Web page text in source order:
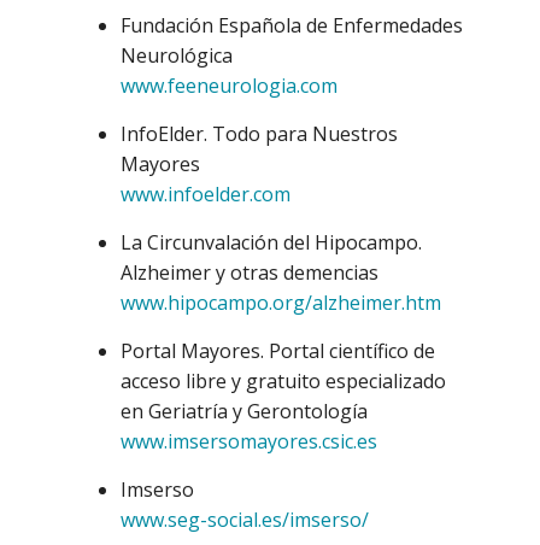
Fundación Española de Enfermedades
Neurológica
www.feeneurologia.com
InfoElder. Todo para Nuestros
Mayores
www.infoelder.com
La Circunvalación del Hipocampo.
Alzheimer y otras demencias
www.hipocampo.org/alzheimer.htm
Portal Mayores. Portal científico de
acceso libre y gratuito especializado
en Geriatría y Gerontología
www.imsersomayores.csic.es
Imserso
www.seg-social.es/imserso/